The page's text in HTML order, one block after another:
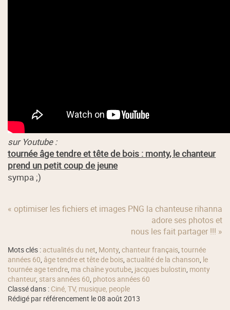
sur Youtube :
tournée âge tendre et tête de bois : monty, le chanteur
prend un petit coup de jeune
sympa ;)
« optimiser les fichiers et images PNG la chanteuse rihanna
adore ses photos et
nous les fait partager !!! »
Mots clés : actualités du net, Monty,chanteur français,tournée
années 60, âge tendre et tête de bois, actualité de la chanson, le
tournée age tendre, ma chaîne youtube, jacques bulostin, monty
chanteur, stars années 60, photos années 60
Classé dans : Ciné, TV, musique, people
Rédigé par référencement le 08 août 2013